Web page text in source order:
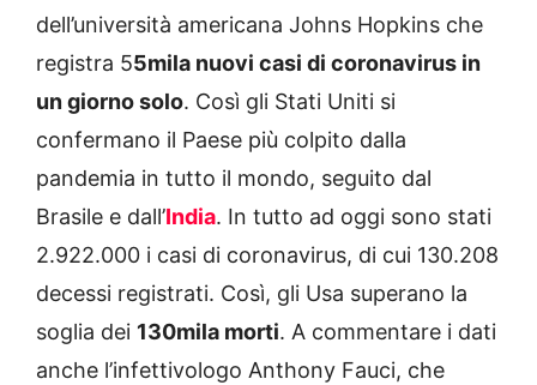
dell’università americana Johns Hopkins che
registra 55mila nuovi casi di coronavirus in
un giorno solo. Così gli Stati Uniti si
confermano il Paese più colpito dalla
pandemia in tutto il mondo, seguito dal
Brasile e dall’India. In tutto ad oggi sono stati
2.922.000 i casi di coronavirus, di cui 130.208
decessi registrati. Così, gli Usa superano la
soglia dei 130mila morti. A commentare i dati
anche l’infettivologo Anthony Fauci, che